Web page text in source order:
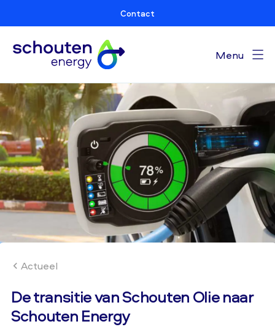
Contact
Menu
Actueel
De transitie van Schouten Olie naar
Schouten Energy